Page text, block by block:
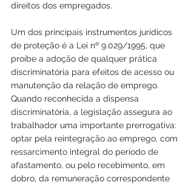
direitos dos empregados.
Um dos principais instrumentos jurídicos
de proteção é a Lei nº 9.029/1995, que
proíbe a adoção de qualquer prática
discriminatória para efeitos de acesso ou
manutenção da relação de emprego.
Quando reconhecida a dispensa
discriminatória, a legislação assegura ao
trabalhador uma importante prerrogativa:
optar pela reintegração ao emprego, com
ressarcimento integral do período de
afastamento, ou pelo recebimento, em
dobro, da remuneração correspondente